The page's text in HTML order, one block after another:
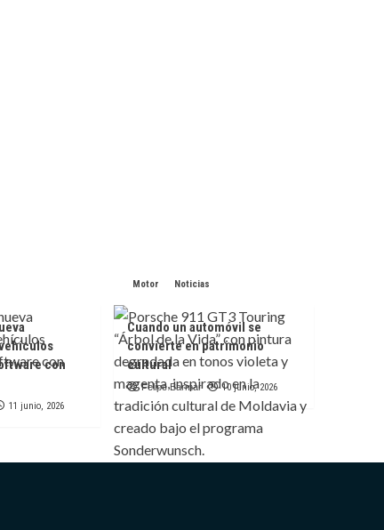
con
11 junio, 2026
Motor Noticias
Cuando un automóvil se
convierte en patrimonio
cultural
Felipe Barmar 10 junio, 2026